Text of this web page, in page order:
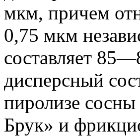
мкм, причем
0,75 мкм
составляет
дисперсный
пиролизе
Брук» и